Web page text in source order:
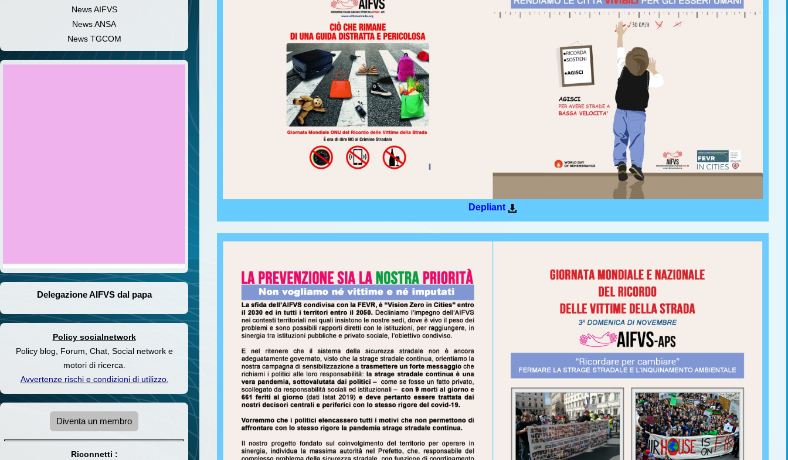
News AIFVS
News ANSA
News TGCOM
Delegazione AIFVS dal papa
Policy socialnetwork
Policy blog, Forum, Chat, Social network e
motori di ricerca.
Avvertenze rischi e condizioni di utilizzo.
Diventa un membro
Riconnetti :
Depliant